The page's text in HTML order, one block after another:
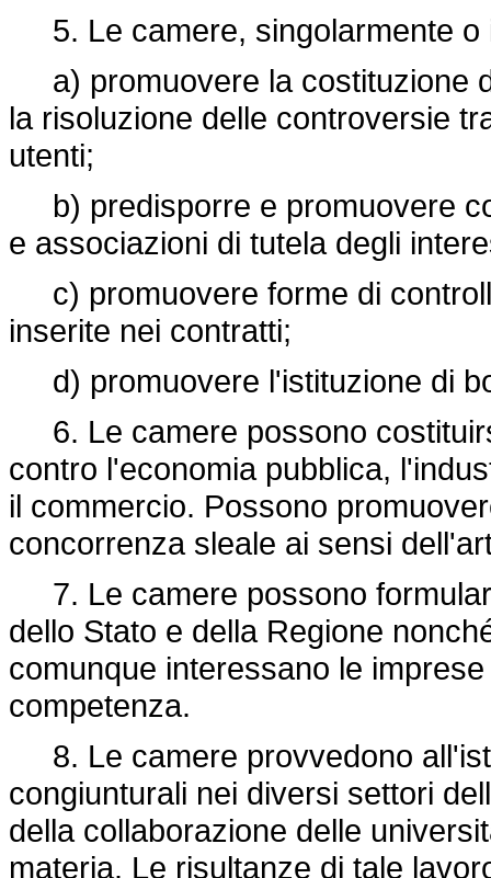
5. Le camere, singolarmente o
a) promuovere la costituzione
la risoluzione delle controversie
utenti;
b) predisporre e promuovere
e associazioni di tutela degli
c) promuovere forme di
inserite nei contratti;
d) promuovere l'istituzione di
6. Le camere possono
contro l'economia pubblica,
il commercio. Possono
concorrenza sleale ai sensi
7. Le camere possono
dello Stato e della Regione
comunque interessano le
competenza.
8. Le camere provvedono
congiunturali nei diversi settori
della collaborazione delle
materia. Le risultanze di tale